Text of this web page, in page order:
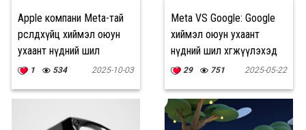
Apple компани Meta-тай
өрсөлдөхүйц хиймэл оюун
ухаант нүдний шил
хөгжүүлж байна
1 534 2025-10-03
Meta VS Google: Google
хиймэл оюун ухаант
нүдний шил хөгжүүлэхэд
150 сая ам.доллар
29 751 2025-05-22